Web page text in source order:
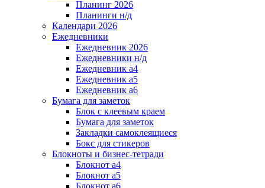
Планинг 2026
Планинги н/д
Календари 2026
Ежедневники
Ежедневник 2026
Ежедневники н/д
Ежедневник а4
Ежедневник а5
Ежедневник а6
Бумага для заметок
Блок с клеевым краем
Бумага для заметок
Закладки самоклеящиеся
Бокс для стикеров
Блокноты и бизнес-тетради
Блокнот а4
Блокнот а5
Блокнот а6